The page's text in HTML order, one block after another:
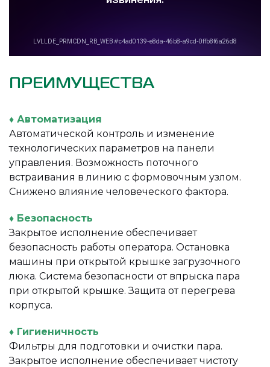
ПРЕИМУЩЕСТВА
♦ Автоматизация
Автоматической контроль и изменение
технологических параметров на панели
управления. Возможность поточного
встраивания в линию с формовочным узлом.
Снижено влияние человеческого фактора.
♦ Безопасность
Закрытое исполнение обеспечивает
безопасность работы оператора. Остановка
машины при открытой крышке загрузочного
люка. Система безопасности от впрыска пара
при открытой крышке. Защита от перегрева
корпуса.
♦ Гигиеничность
Фильтры для подготовки и очистки пара.
Закрытое исполнение обеспечивает чистоту